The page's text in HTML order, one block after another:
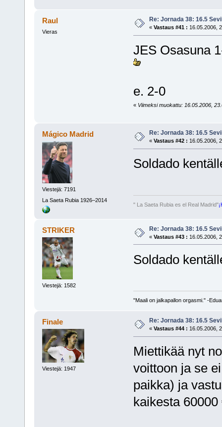
Raul
Vieras
Re: Jornada 38: 16.5
« Vastaus #41 : 16.05.2006,
JES Osasuna
e. 2-0
« Viimeksi muokattu: 16.05.2006,
Mágico Madrid
Viestejä: 7191
La Saeta Rubia 1926–2014
Re: Jornada 38: 16.5
« Vastaus #42 : 16.05.2006,
Soldado
" La Saeta Rubia es el Real Madrid"
STRIKER
Viestejä: 1582
Re: Jornada 38: 16.5
« Vastaus #43 : 16.05.2006,
Soldado
"Maali on jalkapallon orgasmi." -
Finale
Viestejä: 1947
Re: Jornada 38: 16.5
« Vastaus #44 : 16.05.2006,
Miettikää nyt
voittoon ja se
paikka) ja
kaikesta